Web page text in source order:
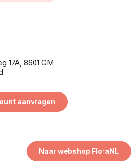
17A, 8601 GM
aanvragen
Naar webshop FloraNL